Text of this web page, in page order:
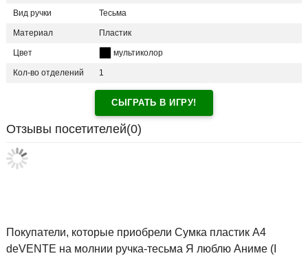
Вид ручки Тесьма
Материал Пластик
Цвет мультиколор
Кол-во отделений 1
СЫГРАТЬ В ИГРУ!
Отзывы посетителей(0)
Покупатели, которые приобрели Сумка пластик А4
deVENTE на молнии ручка-тесьма Я люблю Аниме (I